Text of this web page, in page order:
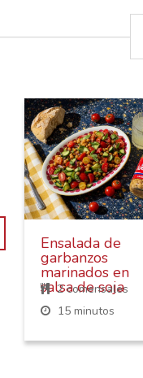
Ensalada de
garbanzos
marinados en
salsa de soja
2 comensales
15 minutos